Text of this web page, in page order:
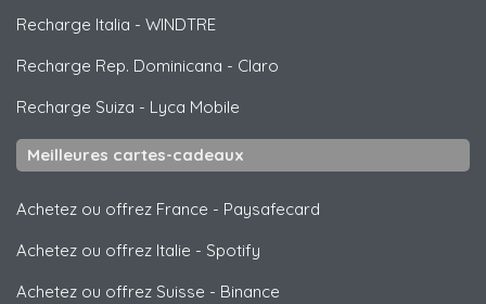
Recharge Italia - WINDTRE
Recharge Rep. Dominicana - Claro
Recharge Suiza - Lyca Mobile
Meilleures cartes-cadeaux
Achetez ou offrez France - Paysafecard
Achetez ou offrez Italie - Spotify
Achetez ou offrez Suisse - Binance